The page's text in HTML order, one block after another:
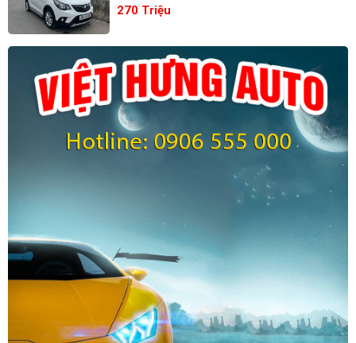
270 Triệu